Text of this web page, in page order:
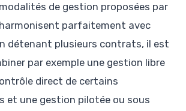
de gestion proposées par
parfaitement avec
détenant plusieurs contrats, il est
par exemple une gestion libre
direct de certains
et une gestion pilotée ou sous